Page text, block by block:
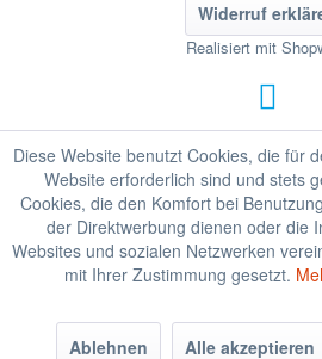
Widerruf
Realisiert mit
Diese Website benutzt Cookies, die für
Website erforderlich sind und stets
Cookies, die den Komfort bei
der Direktwerbung dienen oder die
Websites und sozialen Netzwerken
mit Ihrer Zustimmung gesetzt.
Ablehnen Alle akzeptieren